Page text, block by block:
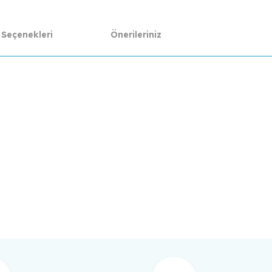
Önerileriniz